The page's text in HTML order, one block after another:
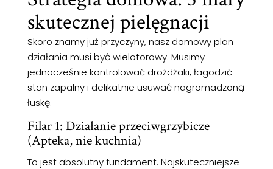
skutecznej pielęgnacji
Skoro znamy już przyczyny, nasz domowy plan
działania musi być wielotorowy. Musimy
jednocześnie kontrolować drożdżaki, łagodzić
stan zapalny i delikatnie usuwać nagromadzoną
łuskę.
Filar 1: Działanie przeciwgrzybicze
(Apteka, nie kuchnia)
To jest absolutny fundament. Najskuteczniejsze